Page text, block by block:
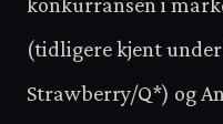
(tidligere kjent
Strawberry/Q*) og